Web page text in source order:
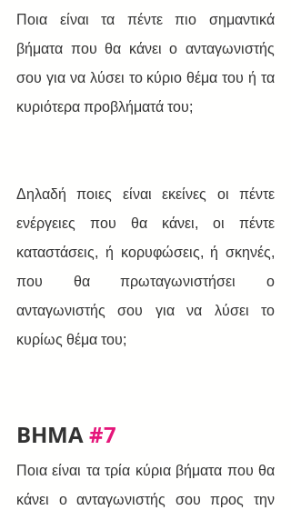
Ποια είναι τα πέντε πιο σημαντικά
βήματα που θα κάνει ο ανταγωνιστής
σου για να λύσει το κύριο θέμα του ή τα
κυριότερα προβλήματά του;
Δηλαδή ποιες είναι εκείνες οι πέντε
ενέργειες που θα κάνει, οι πέντε
καταστάσεις, ή κορυφώσεις, ή σκηνές,
που θα πρωταγωνιστήσει ο
ανταγωνιστής σου για να λύσει το
κυρίως θέμα του;
BHMA #7
Ποια είναι τα τρία κύρια βήματα που θα
κάνει ο ανταγωνιστής σου προς την